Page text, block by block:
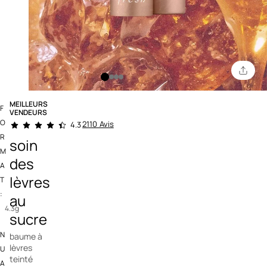
MEILLEURS
VENDEURS
4,6 out of 5 Customer Rating
4.32110 Avis
soin
des
lèvres
au
sucre
baume à
lèvres
teinté
F
O
R
M
A
T
:
4.3g
N
U
A